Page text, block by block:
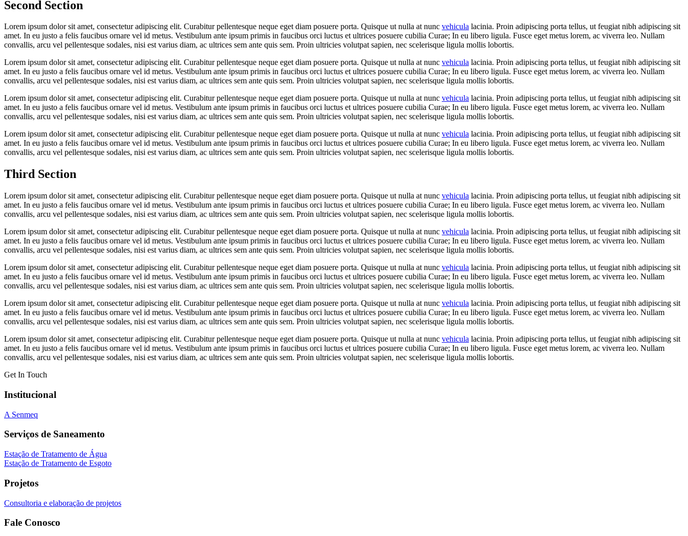
Second Section
Lorem ipsum dolor sit amet, consectetur adipiscing elit. Curabitur pellentesque neque eget diam posuere porta. Quisque ut nulla at nunc vehicula lacinia. Proin adipiscing porta tellus, ut feugiat nibh adipiscing sit
amet. In eu justo a felis faucibus ornare vel id metus. Vestibulum ante ipsum primis in faucibus orci luctus et ultrices posuere cubilia Curae; In eu libero ligula. Fusce eget metus lorem, ac viverra leo. Nullam
convallis, arcu vel pellentesque sodales, nisi est varius diam, ac ultrices sem ante quis sem. Proin ultricies volutpat sapien, nec scelerisque ligula mollis lobortis.
Lorem ipsum dolor sit amet, consectetur adipiscing elit. Curabitur pellentesque neque eget diam posuere porta. Quisque ut nulla at nunc vehicula lacinia. Proin adipiscing porta tellus, ut feugiat nibh adipiscing sit
amet. In eu justo a felis faucibus ornare vel id metus. Vestibulum ante ipsum primis in faucibus orci luctus et ultrices posuere cubilia Curae; In eu libero ligula. Fusce eget metus lorem, ac viverra leo. Nullam
convallis, arcu vel pellentesque sodales, nisi est varius diam, ac ultrices sem ante quis sem. Proin ultricies volutpat sapien, nec scelerisque ligula mollis lobortis.
Lorem ipsum dolor sit amet, consectetur adipiscing elit. Curabitur pellentesque neque eget diam posuere porta. Quisque ut nulla at nunc vehicula lacinia. Proin adipiscing porta tellus, ut feugiat nibh adipiscing sit
amet. In eu justo a felis faucibus ornare vel id metus. Vestibulum ante ipsum primis in faucibus orci luctus et ultrices posuere cubilia Curae; In eu libero ligula. Fusce eget metus lorem, ac viverra leo. Nullam
convallis, arcu vel pellentesque sodales, nisi est varius diam, ac ultrices sem ante quis sem. Proin ultricies volutpat sapien, nec scelerisque ligula mollis lobortis.
Lorem ipsum dolor sit amet, consectetur adipiscing elit. Curabitur pellentesque neque eget diam posuere porta. Quisque ut nulla at nunc vehicula lacinia. Proin adipiscing porta tellus, ut feugiat nibh adipiscing sit
amet. In eu justo a felis faucibus ornare vel id metus. Vestibulum ante ipsum primis in faucibus orci luctus et ultrices posuere cubilia Curae; In eu libero ligula. Fusce eget metus lorem, ac viverra leo. Nullam
convallis, arcu vel pellentesque sodales, nisi est varius diam, ac ultrices sem ante quis sem. Proin ultricies volutpat sapien, nec scelerisque ligula mollis lobortis.
Third Section
Lorem ipsum dolor sit amet, consectetur adipiscing elit. Curabitur pellentesque neque eget diam posuere porta. Quisque ut nulla at nunc vehicula lacinia. Proin adipiscing porta tellus, ut feugiat nibh adipiscing sit
amet. In eu justo a felis faucibus ornare vel id metus. Vestibulum ante ipsum primis in faucibus orci luctus et ultrices posuere cubilia Curae; In eu libero ligula. Fusce eget metus lorem, ac viverra leo. Nullam
convallis, arcu vel pellentesque sodales, nisi est varius diam, ac ultrices sem ante quis sem. Proin ultricies volutpat sapien, nec scelerisque ligula mollis lobortis.
Lorem ipsum dolor sit amet, consectetur adipiscing elit. Curabitur pellentesque neque eget diam posuere porta. Quisque ut nulla at nunc vehicula lacinia. Proin adipiscing porta tellus, ut feugiat nibh adipiscing sit
amet. In eu justo a felis faucibus ornare vel id metus. Vestibulum ante ipsum primis in faucibus orci luctus et ultrices posuere cubilia Curae; In eu libero ligula. Fusce eget metus lorem, ac viverra leo. Nullam
convallis, arcu vel pellentesque sodales, nisi est varius diam, ac ultrices sem ante quis sem. Proin ultricies volutpat sapien, nec scelerisque ligula mollis lobortis.
Lorem ipsum dolor sit amet, consectetur adipiscing elit. Curabitur pellentesque neque eget diam posuere porta. Quisque ut nulla at nunc vehicula lacinia. Proin adipiscing porta tellus, ut feugiat nibh adipiscing sit
amet. In eu justo a felis faucibus ornare vel id metus. Vestibulum ante ipsum primis in faucibus orci luctus et ultrices posuere cubilia Curae; In eu libero ligula. Fusce eget metus lorem, ac viverra leo. Nullam
convallis, arcu vel pellentesque sodales, nisi est varius diam, ac ultrices sem ante quis sem. Proin ultricies volutpat sapien, nec scelerisque ligula mollis lobortis.
Lorem ipsum dolor sit amet, consectetur adipiscing elit. Curabitur pellentesque neque eget diam posuere porta. Quisque ut nulla at nunc vehicula lacinia. Proin adipiscing porta tellus, ut feugiat nibh adipiscing sit
amet. In eu justo a felis faucibus ornare vel id metus. Vestibulum ante ipsum primis in faucibus orci luctus et ultrices posuere cubilia Curae; In eu libero ligula. Fusce eget metus lorem, ac viverra leo. Nullam
convallis, arcu vel pellentesque sodales, nisi est varius diam, ac ultrices sem ante quis sem. Proin ultricies volutpat sapien, nec scelerisque ligula mollis lobortis.
Lorem ipsum dolor sit amet, consectetur adipiscing elit. Curabitur pellentesque neque eget diam posuere porta. Quisque ut nulla at nunc vehicula lacinia. Proin adipiscing porta tellus, ut feugiat nibh adipiscing sit
amet. In eu justo a felis faucibus ornare vel id metus. Vestibulum ante ipsum primis in faucibus orci luctus et ultrices posuere cubilia Curae; In eu libero ligula. Fusce eget metus lorem, ac viverra leo. Nullam
convallis, arcu vel pellentesque sodales, nisi est varius diam, ac ultrices sem ante quis sem. Proin ultricies volutpat sapien, nec scelerisque ligula mollis lobortis.
Get In Touch
Institucional
A Senmeq
Serviços de Saneamento
Estação de Tratamento de Água
Estação de Tratamento de Esgoto
Projetos
Consultoria e elaboração de projetos
Fale Conosco